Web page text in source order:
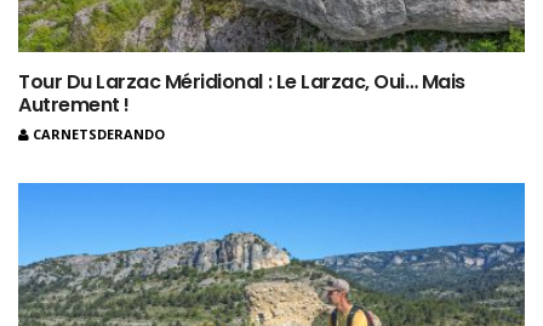
Tour Du Larzac Méridional : Le Larzac, Oui… Mais
Autrement !
CARNETSDERANDO